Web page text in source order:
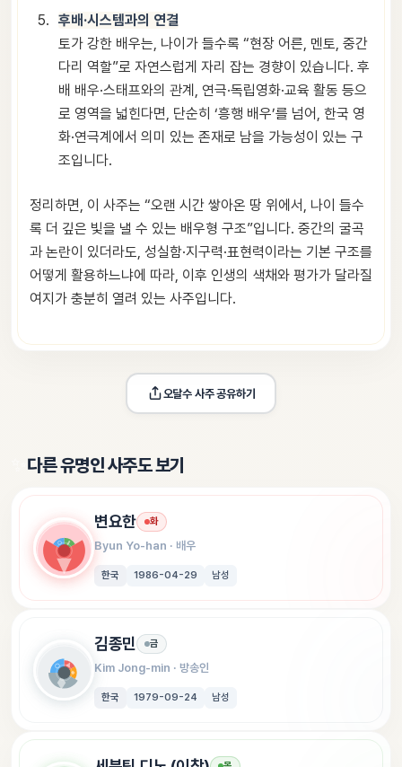
후배·시스템과의 연결
토가 강한 배우는, 나이가 들수록 “현장 어른, 멘토, 중간
다리 역할”로 자연스럽게 자리 잡는 경향이 있습니다. 후
배 배우·스태프와의 관계, 연극·독립영화·교육 활동 등으
로 영역을 넓힌다면, 단순히 ‘흥행 배우’를 넘어, 한국 영
화·연극계에서 의미 있는 존재로 남을 가능성이 있는 구
조입니다.
정리하면, 이 사주는 “오랜 시간 쌓아온 땅 위에서, 나이 들수
록 더 깊은 빛을 낼 수 있는 배우형 구조”입니다. 중간의 굴곡
과 논란이 있더라도, 성실함·지구력·표현력이라는 기본 구조를
어떻게 활용하느냐에 따라, 이후 인생의 색채와 평가가 달라질
여지가 충분히 열려 있는 사주입니다.
오달수 사주 공유하기
다른 유명인 사주도 보기
변요한 화
Byun Yo-han · 배우
한국 1986-04-29 남성
김종민 금
Kim Jong-min · 방송인
한국 1979-09-24 남성